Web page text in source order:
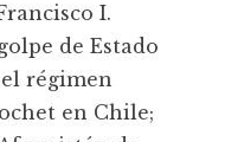
I.
de Estado
régimen
en Chile;